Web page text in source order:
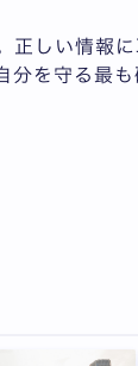
しい情報
を守る最も